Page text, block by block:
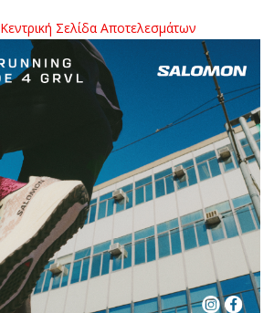
Κεντρική Σελίδα Αποτελεσμάτων